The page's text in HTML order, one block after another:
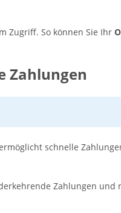
Zugriff. So können Sie Ihr
Zahlungen
schnelle
Zahlungen und